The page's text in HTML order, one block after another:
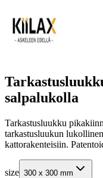
salpalukolla
Tarkastusluukku
tarkastusluukun
kattorakenteisiin.
size 300 x 300 mm